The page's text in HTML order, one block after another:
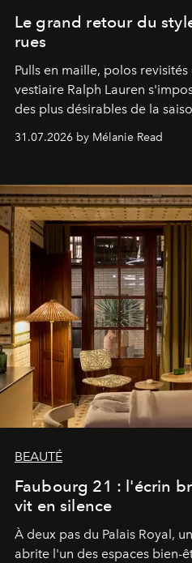
Le grand retour du
rues
Pulls en maille, polos
vestiaire Ralph Lauren
des plus désirables de la
31.07.2026 by Mélanie Read
BEAUTÉ
Faubourg 21 : l'écrin
vit en silence
À deux pas du Palais Royal,
abrite l'un des espaces bien-